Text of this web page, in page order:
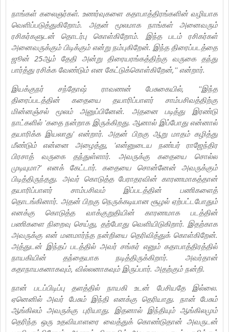
நாங்கள் கலைஞர்கள். உணர்வுகளை கதாபாத்திரங்களின் வழியாக
வெளிப்படுத்துகிறோம். அதன் மூலமாக நாங்கள் அனைவரும்
ரசிகர்களுடன் தொடர்பு கொள்கிறோம். இந்த படம் ரசிகர்கள்
அனைவருக்கும் பிடிக்கும் என்று நம்புகிறேன். இந்த திரைப்படத்தை
ஜூன் 25ஆம் தேதி அன்று திரையரங்கத்திற்கு வருகை தந்து
பார்த்து ரசிக்க வேண்டும் என கேட்டுக்கொள்கிறேன்,'' என்றார்.
இயக்குநர் சந்தோஷ் ராவணன் பேசுகையில், ''இந்த
திரைப்படத்தின் கதையை தயாரிப்பாளர் சாம்பசிவத்திற்கு
மின்னஞ்சல் மூலம் அனுப்பினேன். அதனை படித்து இரண்டு
நாட்களில் 'கதை நன்றாக இருக்கிறது. ஆனால் இப்போது என்னால்
தயாரிக்க இயலாது' என்றார். அதன் பிறகு ஆறு மாதம் கழித்து
மீண்டும் என்னை அழைத்து, 'என்னுடைய நண்பர் ராஜேந்திர
பிரசாத் வருகை தந்துள்ளார். அவருக்கு கதையை சொல்ல
முடியுமா?' எனக் கேட்டார். கதையை சொன்னேன் அவருக்கும்
பிடித்திருந்தது. அவர் கொடுத்த பேராதரவின் காரணமாகத்தான்
தயாரிப்பாளர் சாம்பசிவம் இப்படத்தின் பணிகளைத்
தொடங்கினார். அதன் பிறகு நெருக்கடியான சூழல் ஏற்பட்டபோதும்
எனக்கு கொடுத்த வாக்குறுதியின் காரணமாக படத்தின்
பணிகளை நிறைவு செய்து, தற்போது வெளியிடுகிறார். இதற்காக
அவருக்கு என் மனமார்ந்த நன்றியை தெரிவித்துக் கொள்கிறேன்.
அத்துடன் இந்தப் படத்தில் அவர் சங்கர் எனும் கதாபாத்திரத்தில்
நாயகியின் தந்தையாக நடித்திருக்கிறார். அவர்தான்
கதாநாயகனாகவும், வில்லனாகவும் இருப்பார். அதற்கும் நன்றி.
நான் படப்பிடிப்பு தளத்தில் நாயகி உடன் பேசியதே இல்லை.
ஏனெனில் அவர் பேசும் இந்தி எனக்கு தெரியாது. நான் பேசும்
ஆங்கிலம் அவருக்கு புரியாது. இதனால் இந்தியும் ஆங்கிலமும்
தெரிந்த ஒரு உதவியாளரை வைத்துக் கொண்டுதான் அவருடன்